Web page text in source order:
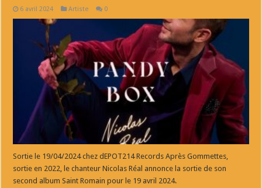
6 avril 2024 Artiste 0
Sortie le 19/04/2024 chez dEPOT214 Records Après Gommettes,
sortie en 2022, le chanteur Nicolas Réal annonce la sortie de son
second album Saint Romain pour le 19 avril 2024.